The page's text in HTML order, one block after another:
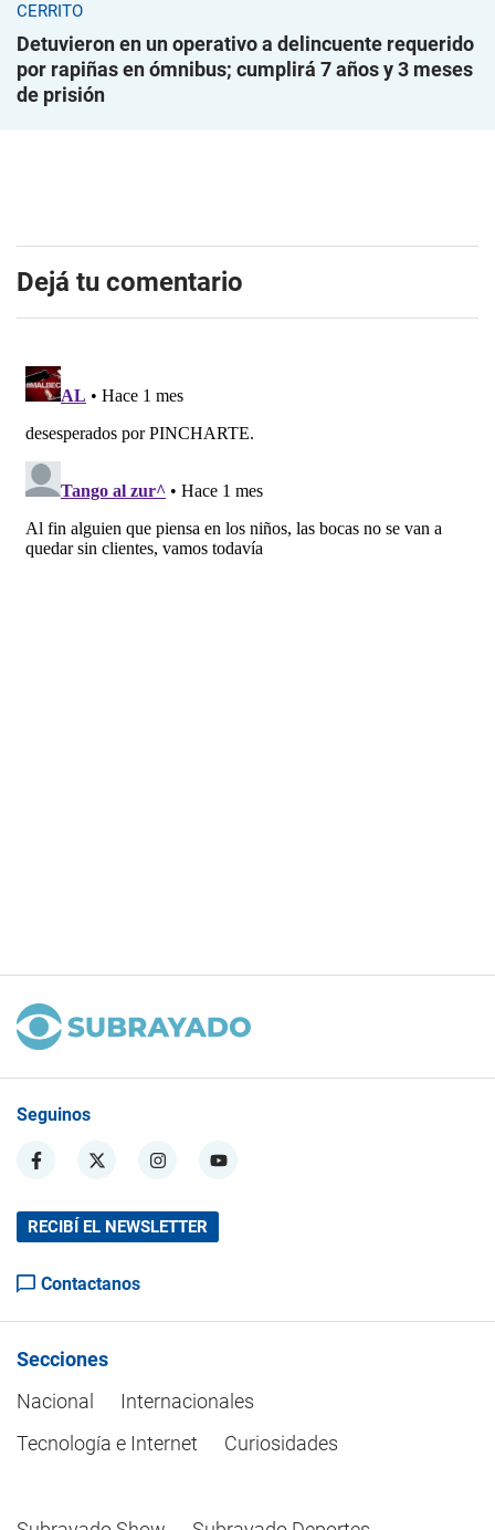
CERRITO
Detuvieron en un operativo a delincuente requerido
por rapiñas en ómnibus; cumplirá 7 años y 3 meses
de prisión
Dejá tu comentario
Seguinos
RECIBÍ EL NEWSLETTER
Contactanos
Secciones
Nacional
Internacionales
Tecnología e Internet
Curiosidades